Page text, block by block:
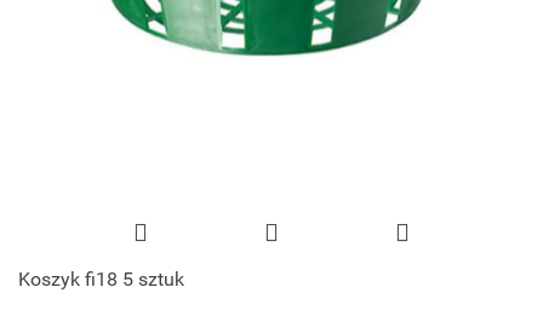
Koszyk fi18 5 sztuk